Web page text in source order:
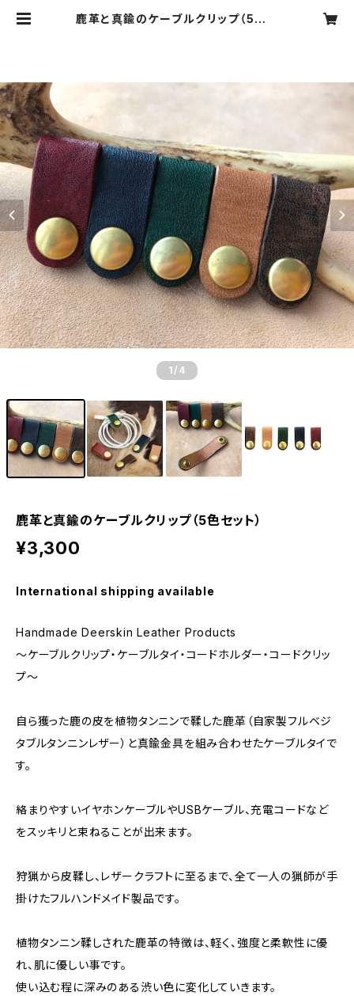
鹿革と真鍮のケーブルクリップ（5色セ
1 /4
鹿革と真鍮のケーブルクリップ（5色セット）
¥3,300
International shipping available
Handmade Deerskin Leather Products
～ケーブルクリップ・ケーブルタイ・コードホルダー・コードクリッ
プ～
自ら獲った鹿の皮を植物タンニンで鞣した鹿革（自家製フルベジ
タブルタンニンレザー）と真鍮金具を組み合わせたケーブルタイで
す。
絡まりやすいイヤホンケーブルやUSBケーブル、充電コードなど
をスッキリと束ねることが出来ます。
狩猟から皮鞣し、レザークラフトに至るまで、全て一人の猟師が手
掛けたフルハンドメイド製品です。
植物タンニン鞣しされた鹿革の特徴は、軽く、強度と柔軟性に優
れ、肌に優しい事です。
使い込む程に深みのある渋い色に変化していきます。